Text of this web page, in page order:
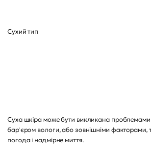
Сухий тип
Суха шкіра може бути викликана
бар'єром вологи, або зовнішніми факторами,
погода і надмірне миття.